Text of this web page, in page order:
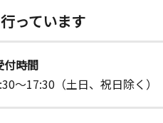
っています
付時間
～17:30（土日、祝日除く）